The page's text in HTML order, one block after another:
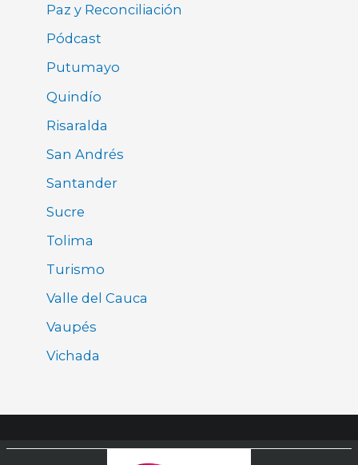
Paz y Reconciliación
Pódcast
Putumayo
Quindío
Risaralda
San Andrés
Santander
Sucre
Tolima
Turismo
Valle del Cauca
Vaupés
Vichada